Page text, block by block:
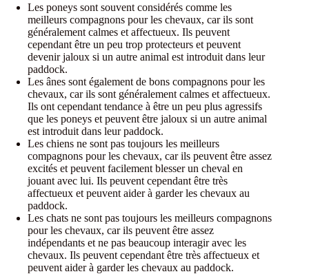
Les poneys sont souvent considérés comme les
meilleurs compagnons pour les chevaux, car ils sont
généralement calmes et affectueux. Ils peuvent
cependant être un peu trop protecteurs et peuvent
devenir jaloux si un autre animal est introduit dans leur
paddock.
Les ânes sont également de bons compagnons pour les
chevaux, car ils sont généralement calmes et affectueux.
Ils ont cependant tendance à être un peu plus agressifs
que les poneys et peuvent être jaloux si un autre animal
est introduit dans leur paddock.
Les chiens ne sont pas toujours les meilleurs
compagnons pour les chevaux, car ils peuvent être assez
excités et peuvent facilement blesser un cheval en
jouant avec lui. Ils peuvent cependant être très
affectueux et peuvent aider à garder les chevaux au
paddock.
Les chats ne sont pas toujours les meilleurs compagnons
pour les chevaux, car ils peuvent être assez
indépendants et ne pas beaucoup interagir avec les
chevaux. Ils peuvent cependant être très affectueux et
peuvent aider à garder les chevaux au paddock.